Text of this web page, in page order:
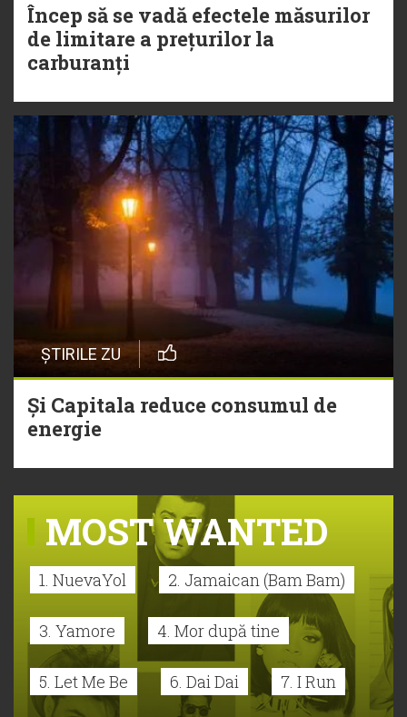
Încep să se vadă efectele măsurilor
de limitare a prețurilor la
carburanți
ȘTIRILE ZU
Și Capitala reduce consumul de
energie
MOST WANTED
1. NuevaYol 2. Jamaican (Bam Bam)
3. Yamore 4. Mor după tine
5. Let Me Be 6. Dai Dai 7. I Run